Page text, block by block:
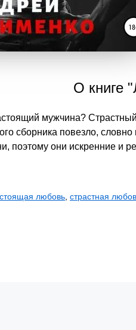
О книге
мужчина?
сборника повезло,
поэтому они искренние
любовь страстная